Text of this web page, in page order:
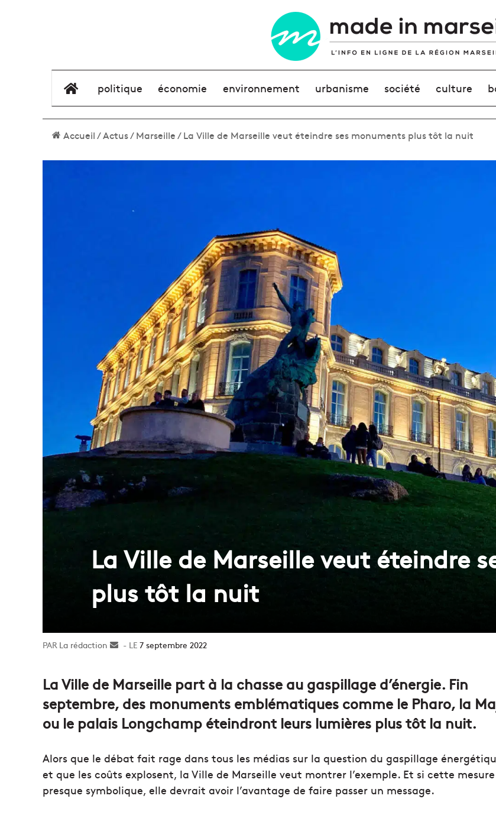
élément de menu
politique économie environnement urbanisme société culture
Accueil/Actus/Marseille/La Ville de Marseille veut éteindre ses monuments plus tôt la nuit
La Ville de Marseille veut éteindre
plus tôt la nuit
La rédaction
Envoyer7 septembre 2022
La Ville de Marseille part à la chasse au gaspillage d’énergie. Fin
septembre, des monuments emblématiques comme le Pharo, la
ou le palais Longchamp éteindront leurs lumières plus tôt la nuit.
Alors que le débat fait rage dans tous les médias sur la question du gaspillage
et que les coûts explosent, la Ville de Marseille veut montrer l’exemple. Et si cette
presque symbolique, elle devrait avoir l’avantage de faire passer un message.